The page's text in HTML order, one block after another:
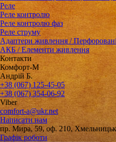
Реле
Реле контролю
Реле контролю фаз
Реле струму
Адаптери живлення /
АКБ / Елементи живлення
Контакти
Комфорт-М
Андрій Б.
+38 (067) 125-45-05
+38 (067) 354-06-92
Viber
comfort-a@ukr.net
Написати нам
пр. Мира, 59, оф. 210,
Графік роботи